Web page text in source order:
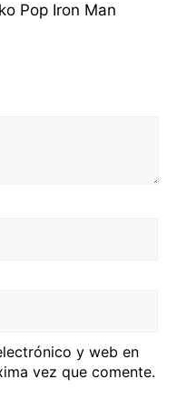
Pop Iron Man
y web en
vez que comente.